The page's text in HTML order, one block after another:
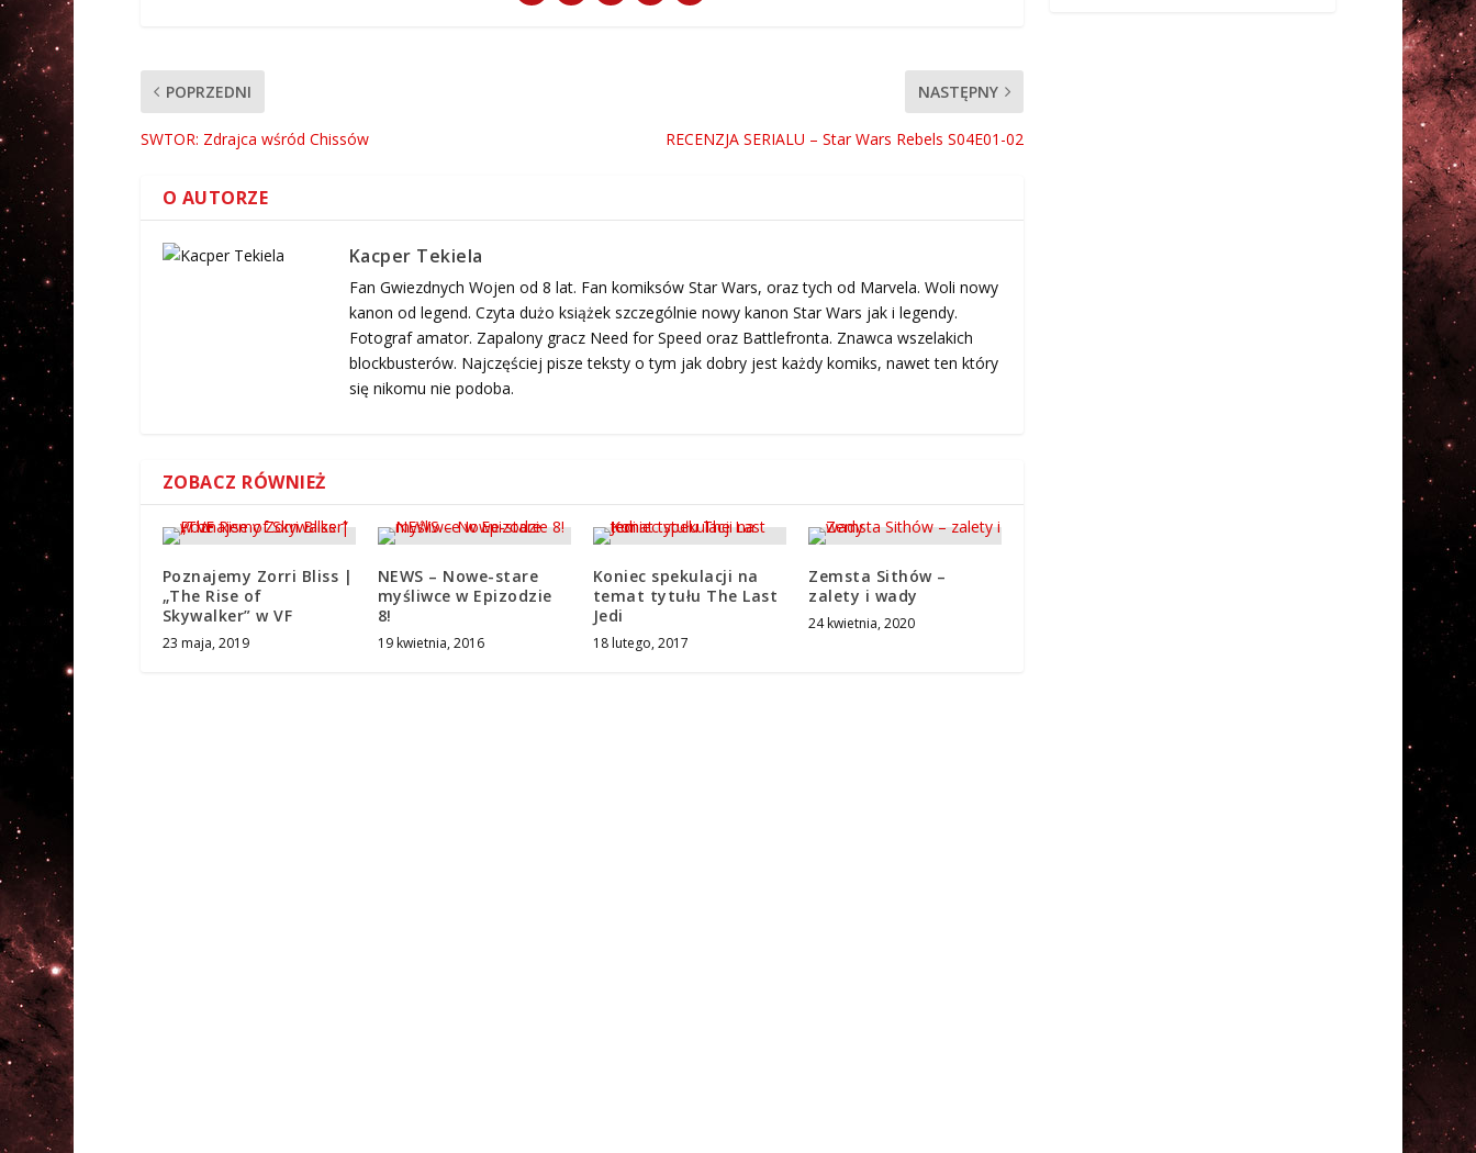
POPRZEDNI
SWTOR: Zdrajca wśród Chissów
NASTĘPNY
RECENZJA SERIALU – Star Wars Rebels S04E01-02
O AUTORZE
Kacper Tekiela
Fan Gwiezdnych Wojen od 8 lat. Fan komiksów Star Wars, oraz tych od Marvela. Woli nowy
kanon od legend. Czyta dużo książek szczególnie nowy kanon Star Wars jak i legendy.
Fotograf amator. Zapalony gracz Need for Speed oraz Battlefronta. Znawca wszelakich
blockbusterów. Najczęściej pisze teksty o tym jak dobry jest każdy komiks, nawet ten który
się nikomu nie podoba.
ZOBACZ RÓWNIEŻ
Poznajemy Zorri Bliss |
„The Rise of
Skywalker” w VF
23 maja, 2019
NEWS – Nowe-stare
myśliwce w Epizodzie
8!
19 kwietnia, 2016
Koniec spekulacji na
temat tytułu The Last
Jedi
18 lutego, 2017
Zemsta Sithów –
zalety i wady
24 kwietnia, 2020